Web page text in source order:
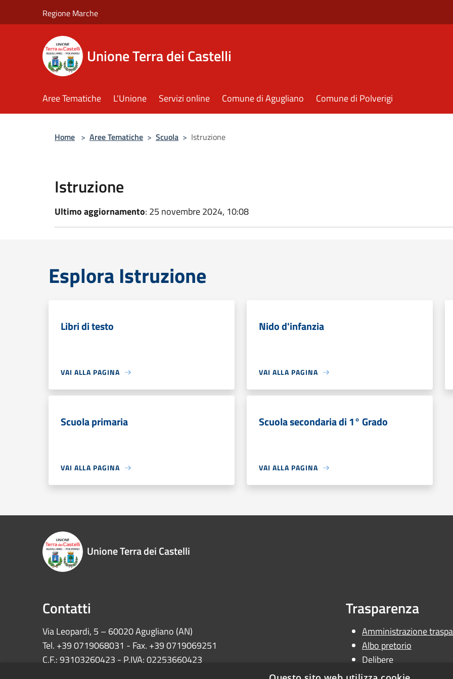
Regione Marche
Unione Terra dei Castelli
Aree Tematiche L'Unione Servizi online Comune di Agugliano Comune di Polverigi
Home > Aree Tematiche > Scuola > Istruzione
Istruzione
Ultimo aggiornamento: 25 novembre 2024, 10:08
Esplora Istruzione
Libri di testo
VAI ALLA PAGINA
Nido d'infanzia
VAI ALLA PAGINA
Scuola primaria
VAI ALLA PAGINA
Scuola secondaria di 1° Grado
VAI ALLA PAGINA
Unione Terra dei Castelli
Contatti
Via Leopardi, 5 – 60020 Agugliano (AN)
Tel. +39 0719068031 - Fax. +39 0719069251
C.F.: 93103260423 - P.IVA: 02253660423
Trasparenza
Amministrazione
Albo pretorio
Delibere
Determine